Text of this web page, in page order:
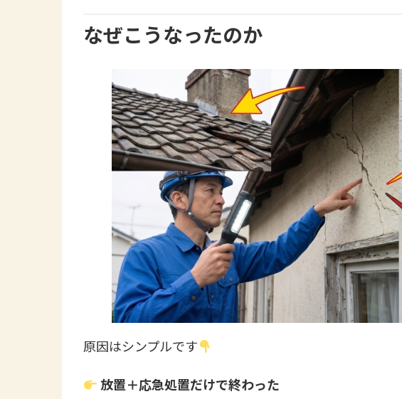
なぜこうなったのか
原因はシンプルです
放置＋応急処置だけで終わった